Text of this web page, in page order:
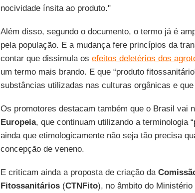
nocividade ínsita ao produto."
Além disso, segundo o documento, o termo já é
pela população. E a mudança fere princípios da
contar que dissimula os efeitos deletérios dos
um termo mais brando. E que “produto
substâncias utilizadas nas culturas orgânicas e
Os promotores destacam também que o Brasil vai
Europeia, que continuam utilizando a terminologia
ainda que etimologicamente não seja tão precisa
concepção de veneno.
E criticam ainda a proposta de criação da
Fitossanitários(CTNFito), no âmbito do